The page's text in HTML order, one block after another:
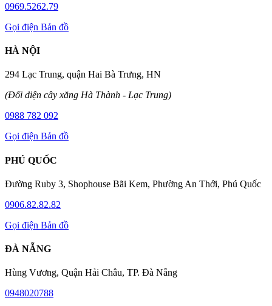
0969.5262.79
Gọi điện Bản đồ
HÀ NỘI
294 Lạc Trung, quận Hai Bà Trưng, HN
(Đối diện cây xăng Hà Thành - Lạc Trung)
0988 782 092
Gọi điện Bản đồ
PHÚ QUỐC
Đường Ruby 3, Shophouse Bãi Kem, Phường An Thới, Phú Quốc
0906.82.82.82
Gọi điện Bản đồ
ĐÀ NẴNG
Hùng Vương, Quận Hải Châu, TP. Đà Nẵng
0948020788